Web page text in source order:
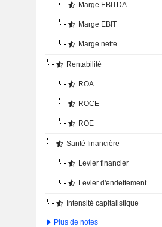
Marge EBITDA
Marge EBIT
Marge nette
Rentabilité
ROA
ROCE
ROE
Santé financière
Levier financier
Levier d'endettement
Intensité capitalistique
Plus de notes